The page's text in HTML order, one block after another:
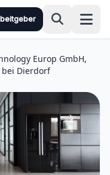
Europ GmbH,
bei Dierdorf